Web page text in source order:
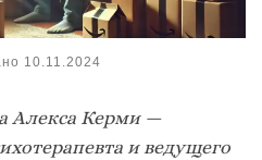
10.11.2024
Алекса Керми —
и ведущего